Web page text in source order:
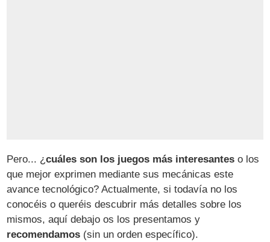
Pero... ¿cuáles son los juegos más interesantes o los
que mejor exprimen mediante sus mecánicas este
avance tecnológico? Actualmente, si todavía no los
conocéis o queréis descubrir más detalles sobre los
mismos, aquí debajo os los presentamos y
recomendamos (sin un orden específico).